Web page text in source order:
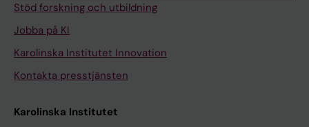
Stöd forskning och utbildning
Jobba på KI
Karolinska Institutet Innovation
Kontakta presstjänsten
Karolinska Institutet